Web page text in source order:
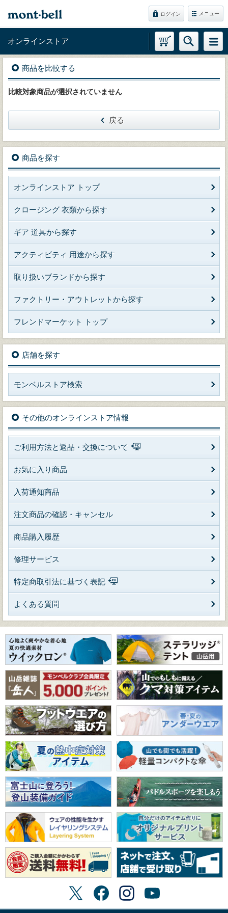
ログイン メニュー
オンラインストア
商品を比較する
比較対象商品が選択されていません
戻る
商品を探す
オンラインストア トップ
クロージング 衣類から探す
ギア 道具から探す
アクティビティ 用途から探す
取り扱いブランドから探す
ファクトリー・アウトレットから探す
フレンドマーケット トップ
店舗を探す
モンベルストア検索
その他のオンラインストア情報
ご利用方法と返品・交換について
お気に入り商品
入荷通知商品
注文商品の確認・キャンセル
商品購入履歴
修理サービス
特定商取引法に基づく表記
よくある質問